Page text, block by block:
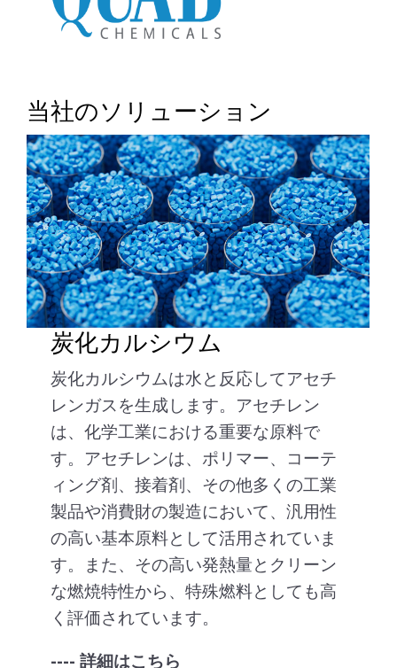
当社のソリューション
炭化カルシウム
炭化カルシウムは水と反応してアセチ
レンガスを生成します。アセチレン
は、化学工業における重要な原料で
す。アセチレンは、ポリマー、コーテ
ィング剤、接着剤、その他多くの工業
製品や消費財の製造において、汎用性
の高い基本原料として活用されていま
す。また、その高い発熱量とクリーン
な燃焼特性から、特殊燃料としても高
く評価されています。
---- 詳細はこちら